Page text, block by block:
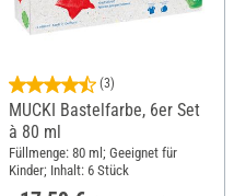
(3)
MUCKI Bastelfarbe, 6er Set
à 80 ml
Füllmenge: 80 ml; Geeignet für
Kinder; Inhalt: 6 Stück